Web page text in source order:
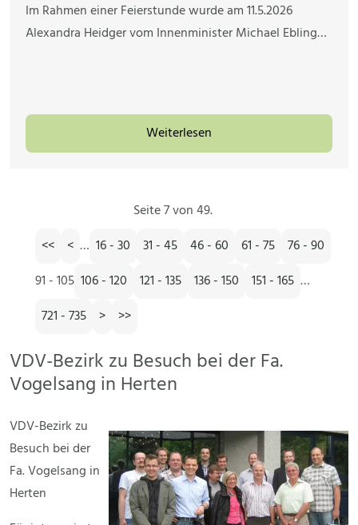
Im Rahmen einer Feierstunde wurde am 11.5.2026
Alexandra Heidger vom Innenminister Michael Ebling…
Weiterlesen
Seite 7 von 49.
<<
< … 16 - 30 31 - 45 46 - 60 61 - 75
76 - 90
91 - 105 106 - 120 121 - 135 136 - 150 151 - 165 …
721 - 735
> >>
VDV-Bezirk zu Besuch bei der Fa.
Vogelsang in Herten
VDV-Bezirk zu
Besuch bei der
Fa. Vogelsang in
Herten